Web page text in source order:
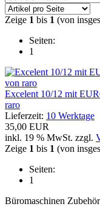
Zeige 1 bis 1 (von
Seiten:
1
Excelent 10/12 mit
raro
Lieferzeit: 10 Werktage
35,00 EUR
inkl. 19 % MwSt. zzgl.
Zeige 1 bis 1 (von
Seiten:
1
Büromaschinen Zubehör